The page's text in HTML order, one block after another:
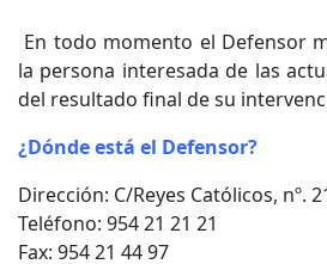
En todo momento el Defensor
la persona interesada de las
del resultado final de su
¿Dónde está el Defensor?
Dirección: C/Reyes Católicos, nº.
Teléfono: 954 21 21 21
Fax: 954 21 44 97